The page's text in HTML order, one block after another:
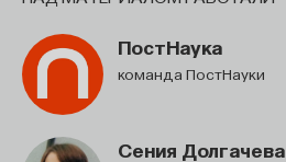
ПостНаука
команда ПостНауки
Сения Долгачева